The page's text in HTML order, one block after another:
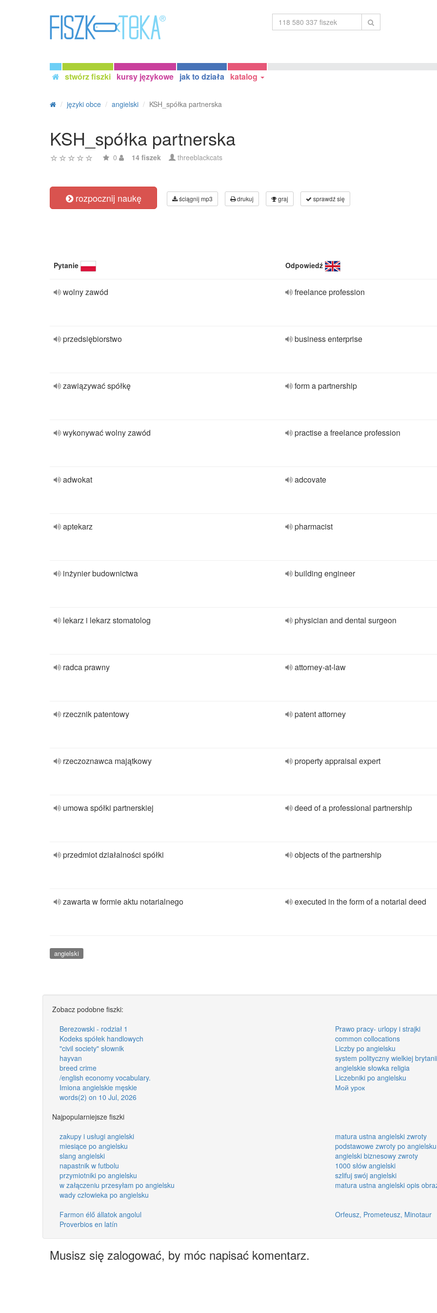
stwórz fiszki kursy językowe jak to działa katalog
języki obce angielski KSH_spółka partnerska
KSH_spółka partnerska
0 14 fiszek threeblackcats
rozpocznij naukę ściągnij mp3 drukuj graj sprawdź się
Pytanie Odpowiedź
wolny zawód freelance profession
przedsiębiorstwo business enterprise
zawiązywać spółkę form a partnership
wykonywać wolny zawód practise a freelance profession
adwokat adcovate
aptekarz pharmacist
inżynier budownictwa building engineer
lekarz i lekarz stomatolog physician and dental surgeon
radca prawny attorney-at-law
rzecznik patentowy patent attorney
rzeczoznawca majątkowy property appraisal expert
umowa spółki partnerskiej deed of a professional partnership
przedmiot działalności spółki objects of the partnership
zawarta w formie aktu notarialnego executed in the form of a notarial deed
angielski
Zobacz podobne fiszki:
Berezowski - rodział 1
Prawo pracy- urlopy i strajki
Kodeks spółek handlowych
common collocations
"civil society" słownik
Liczby po angielsku
hayvan
system polityczny wielkiej brytanii
breed crime
angielskie słowka religia
/english economy vocabulary.
Liczebniki po angielsku
Imiona angielskie męskie
Мой урок
words(2) on 10 Jul, 2026
Najpopularniejsze fiszki
zakupy i usługi angielski
matura ustna angielski zwroty
miesiące po angielsku
podstawowe zwroty po angielsku
slang angielski
angielski biznesowy zwroty
napastnik w futbolu
1000 słów angielski
przymiotniki po angielsku
szlifuj swój angielski
w załączeniu przesyłam po angielsku
matura ustna angielski opis
wady człowieka po angielsku
Farmon élő állatok angolul
Orfeusz, Prometeusz, Minotaur
Proverbios en latín
Musisz się zalogować, by móc napisać komentarz.